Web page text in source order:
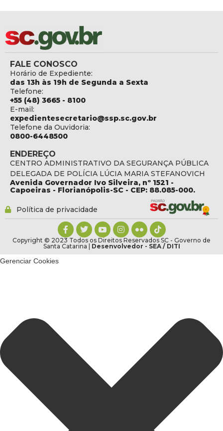
FALE CONOSCO
Horário de Expediente:
das 13h às 19h de Segunda a Sexta
Telefone:
+55 (48) 3665 - 8100
E-mail:
expedientesecretario@ssp.sc.gov.br
Telefone da Ouvidoria:
0800-6448500
ENDEREÇO
CENTRO ADMINISTRATIVO DA SEGURANÇA PÚBLICA
DELEGADA DE POLÍCIA LÚCIA MARIA STEFANOVICH
Avenida Governador Ivo Silveira, nº 1521 -
Capoeiras - Florianópolis-SC - CEP: 88.085-000.
Política de privacidade
Copyright © 2023 Todos os Direitos Reservados SC - Governo de
Santa Catarina | Desenvolvedor - SEA / DITI
Gerenciar Cookies